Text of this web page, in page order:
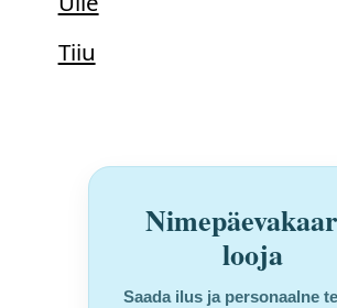
Tiiu
looja
Saada ilus ja personaalne